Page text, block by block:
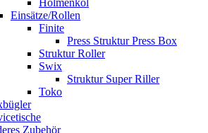
Holmenkol
Einsätze/Rollen
Finite
Press Struktur Press Box
Struktur Roller
Swix
Struktur Super Riller
Toko
Zubehör